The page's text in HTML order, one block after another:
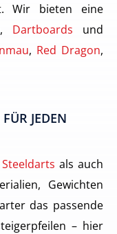
Wir bieten eine
, Dartboards und
, Red Dragon,
JEDEN
Steeldarts als auch
Gewichten
das passende
– hier